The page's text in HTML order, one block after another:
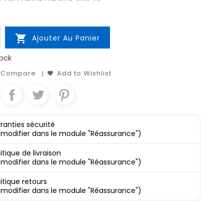
 Ajouter Au Panier
Add to Wishlist
sécurité
dans le module "Réassurance")
de livraison
dans le module "Réassurance")
retours
dans le module "Réassurance")